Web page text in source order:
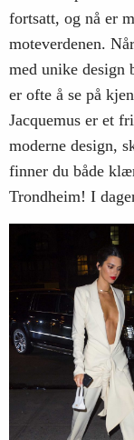
fortsatt, og nå er
moteverdenen.
med unike design
er ofte å se på
Jacquemus er et
moderne design,
finner du både
Trondheim! I